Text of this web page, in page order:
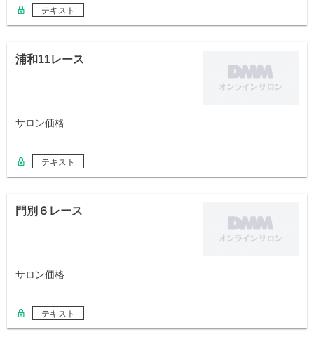
テキスト
浦和11レース
サロン価格
テキスト
門別６レース
サロン価格
テキスト